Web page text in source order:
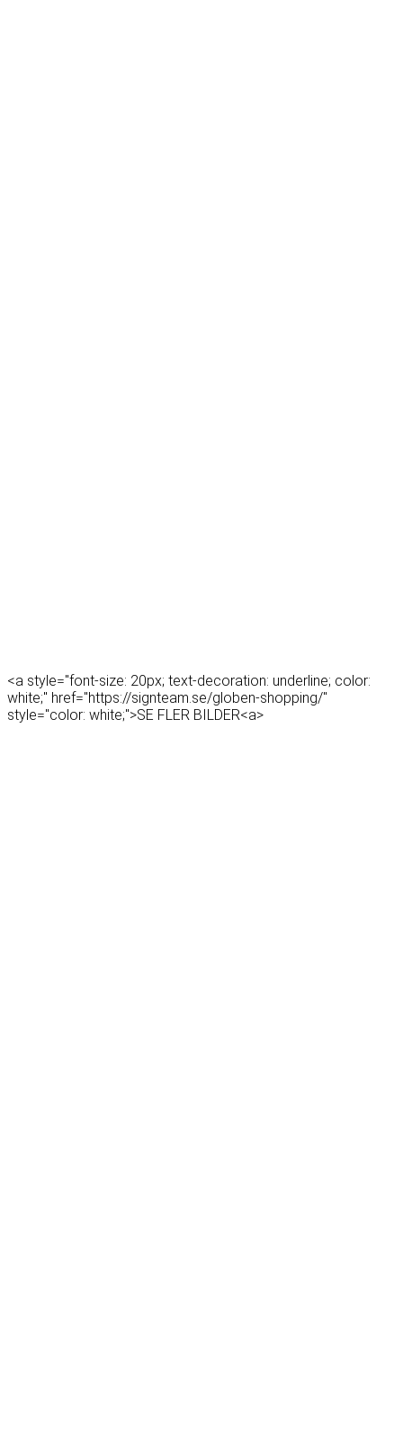
<a style="font-size: 20px; text-decoration: underline; color:
white;" href="https://signteam.se/globen-shopping/"
style="color: white;">SE FLER BILDER<a>